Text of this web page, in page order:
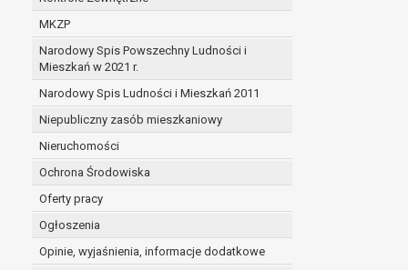
MKZP
Narodowy Spis Powszechny Ludności i
Mieszkań w 2021 r.
Narodowy Spis Ludności i Mieszkań 2011
Niepubliczny zasób mieszkaniowy
Nieruchomości
Ochrona Środowiska
Oferty pracy
Ogłoszenia
Opinie, wyjaśnienia, informacje dodatkowe